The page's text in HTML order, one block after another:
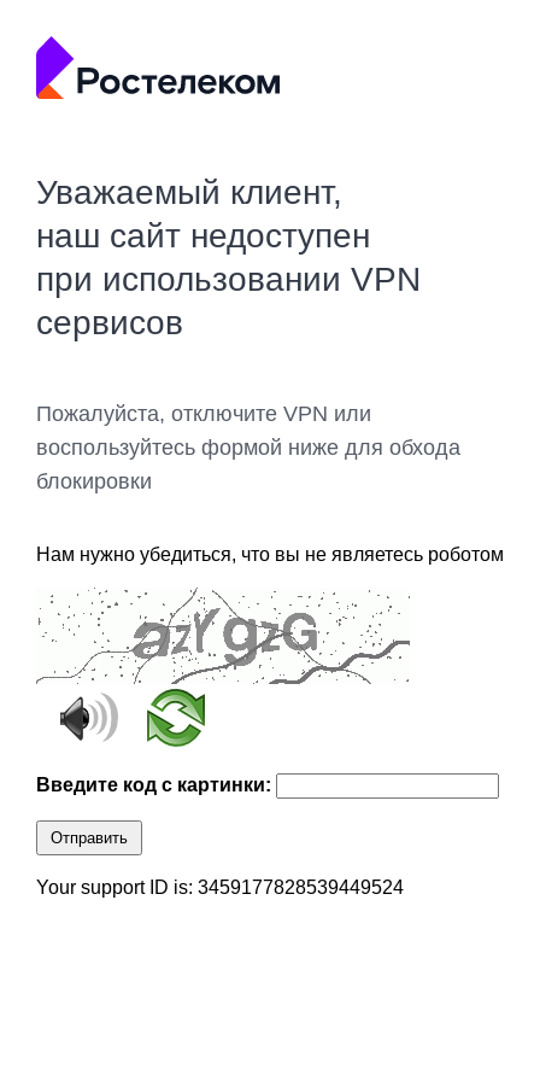
Уважаемый клиент,
наш сайт недоступен
при использовании VPN
сервисов
Пожалуйста, отключите VPN или
воспользуйтесь формой ниже для обхода
блокировки
Нам нужно убедиться, что вы не являетесь роботом
Введите код с картинки:
Отправить
Your support ID is: 3459177828539449524